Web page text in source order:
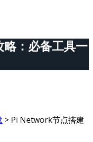
略：必备工具一
> Pi Network节点搭建